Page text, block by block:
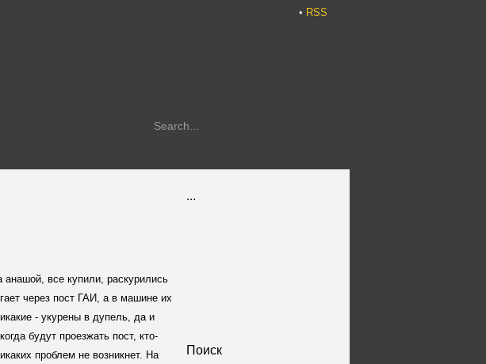
• RSS
все купили, раскурились
через пост ГАИ, а в машине их
- укурены в дупель, да и
будут проезжать пост, кто-
проблем не возникнет. На
...
Поиск